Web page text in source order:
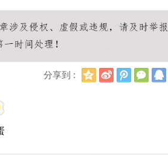
分享到 :
Q
新
浪
腾
讯
微
信